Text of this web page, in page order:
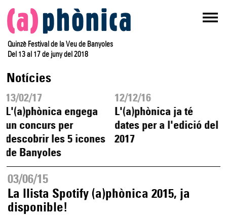
Quinzè Festival de la Veu de Banyoles
Del 13 al 17 de juny del 2018
Notícies
13/02/17
L'(a)phònica engega
un concurs per
descobrir les 5 icones
de Banyoles
12/12/16
L'(a)phònica ja té
dates per a l'edició del
2017
03/06/15
La llista Spotify (a)phònica 2015, ja
disponible!